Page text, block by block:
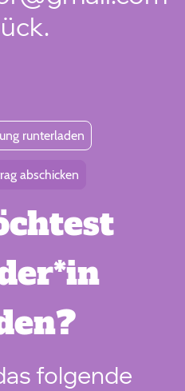
runterladen
abschicken
folgende